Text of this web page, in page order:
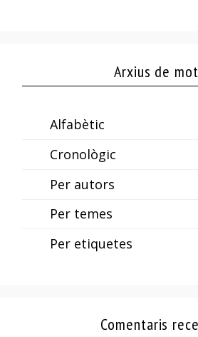
Arxius de
Alfabètic
Cronològic
Per autors
Per temes
Per etiquetes
Comentaris